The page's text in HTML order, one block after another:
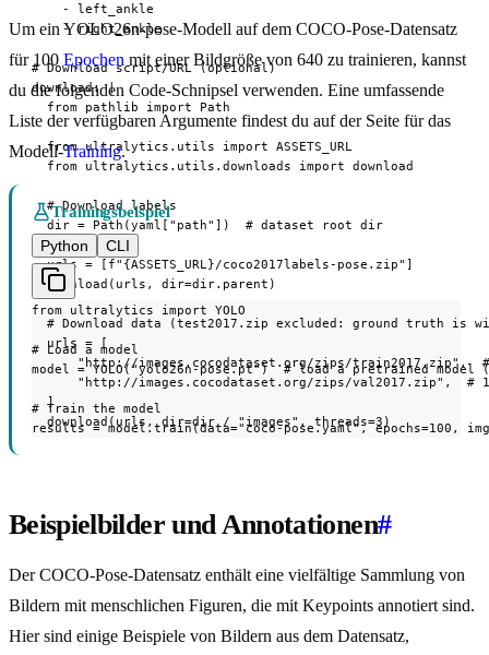
    - left_ankle
    - right_ankle
# Download script/URL (optional)
download: |
  from pathlib import Path
  from ultralytics.utils import ASSETS_URL
  from ultralytics.utils.downloads import download
  # Download labels
  dir = Path(yaml["path"])  # dataset root dir
  urls = [f"{ASSETS_URL}/coco2017labels-pose.zip"]
  download(urls, dir=dir.parent)
# Download data (test2017.zip excluded: ground truth is
  urls = [
"http://images.cocodataset.org/zips/train2017.zip",
"http://images.cocodataset.org/zips/val2017.zip",  #
  ]
  download(urls, dir=dir / "images", threads=3)
Um ein YOLO26n-pose-Modell auf dem COCO-Pose-Datensatz
für 100 Epochen mit einer Bildgröße von 640 zu trainieren, kannst
du die folgenden Code-Schnipsel verwenden. Eine umfassende
Liste der verfügbaren Argumente findest du auf der Seite für das
Modell-Training.
Trainingsbeispiel
Python
CLI
from ultralytics import YOLO
# Load a model
model = YOLO("yolo26n-pose.pt")  # load a pretrained model
# Train the model
results = model.train(data="coco-pose.yaml", epochs=100,
Beispielbilder und Annotationen#
Der COCO-Pose-Datensatz enthält eine vielfältige Sammlung von
Bildern mit menschlichen Figuren, die mit Keypoints annotiert sind.
Hier sind einige Beispiele von Bildern aus dem Datensatz,